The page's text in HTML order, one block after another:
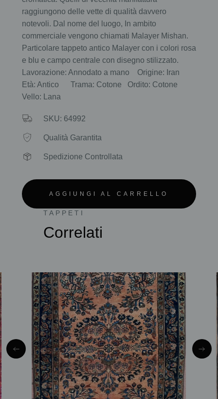
raggiungono delle vette di qualità davvero
notevoli. Dal nome del luogo, In ambito
commerciale vengono chiamati Malayer Mishan.
Particolare tappeto antico Malayer con i colori rosa
e blu e campo centrale con disegno stilizzato.
Lavorazione: Annodato a mano Origine: Iran
Età: Antico Trama: Cotone Ordito: Cotone
Vello: Lana
SKU: 64992
Qualità Garantita
Spedizione Controllata
AGGIUNGI AL CARRELLO
TAPPETI
Correlati